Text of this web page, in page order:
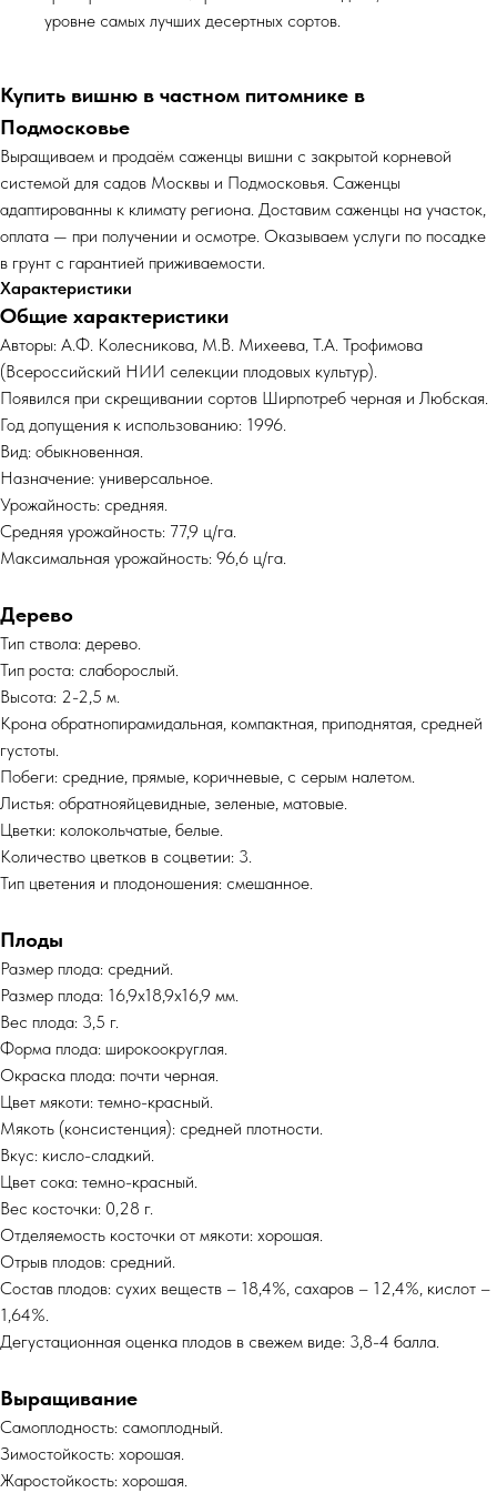
уровне самых лучших десертных сортов.
Купить вишню в частном питомнике в
Подмосковье
Выращиваем и продаём саженцы вишни с закрытой корневой
системой для садов Москвы и Подмосковья. Саженцы
адаптированны к климату региона. Доставим саженцы на участок,
оплата — при получении и осмотре. Оказываем услуги по посадке
в грунт с гарантией приживаемости.
Характеристики
Общие характеристики
Авторы: А.Ф. Колесникова, М.В. Михеева, Т.А. Трофимова
(Всероссийский НИИ селекции плодовых культур).
Появился при скрещивании сортов Ширпотреб черная и Любская.
Год допущения к использованию: 1996.
Вид: обыкновенная.
Назначение: универсальное.
Урожайность: средняя.
Средняя урожайность: 77,9 ц/га.
Максимальная урожайность: 96,6 ц/га.
Дерево
Тип ствола: дерево.
Тип роста: слаборослый.
Высота: 2-2,5 м.
Крона обратнопирамидальная, компактная, приподнятая, средней
густоты.
Побеги: средние, прямые, коричневые, с серым налетом.
Листья: обратнояйцевидные, зеленые, матовые.
Цветки: колокольчатые, белые.
Количество цветков в соцветии: 3.
Тип цветения и плодоношения: смешанное.
Плоды
Размер плода: средний.
Размер плода: 16,9х18,9х16,9 мм.
Вес плода: 3,5 г.
Форма плода: широкоокруглая.
Окраска плода: почти черная.
Цвет мякоти: темно-красный.
Мякоть (консистенция): средней плотности.
Вкус: кисло-сладкий.
Цвет сока: темно-красный.
Вес косточки: 0,28 г.
Отделяемость косточки от мякоти: хорошая.
Отрыв плодов: средний.
Состав плодов: сухих веществ – 18,4%, сахаров – 12,4%, кислот –
1,64%.
Дегустационная оценка плодов в свежем виде: 3,8-4 балла.
Выращивание
Самоплодность: самоплодный.
Зимостойкость: хорошая.
Жаростойкость: хорошая.